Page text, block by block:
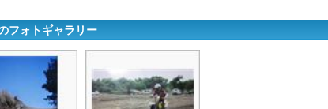
フォトギャラリー